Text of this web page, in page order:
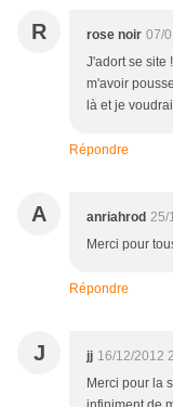
R rose noir 07/
J'adort se site
m'avoir
là et je
Répondre
A anriahrod 25/
Merci pour
Répondre
J jj 16/12/2012
Merci pour la